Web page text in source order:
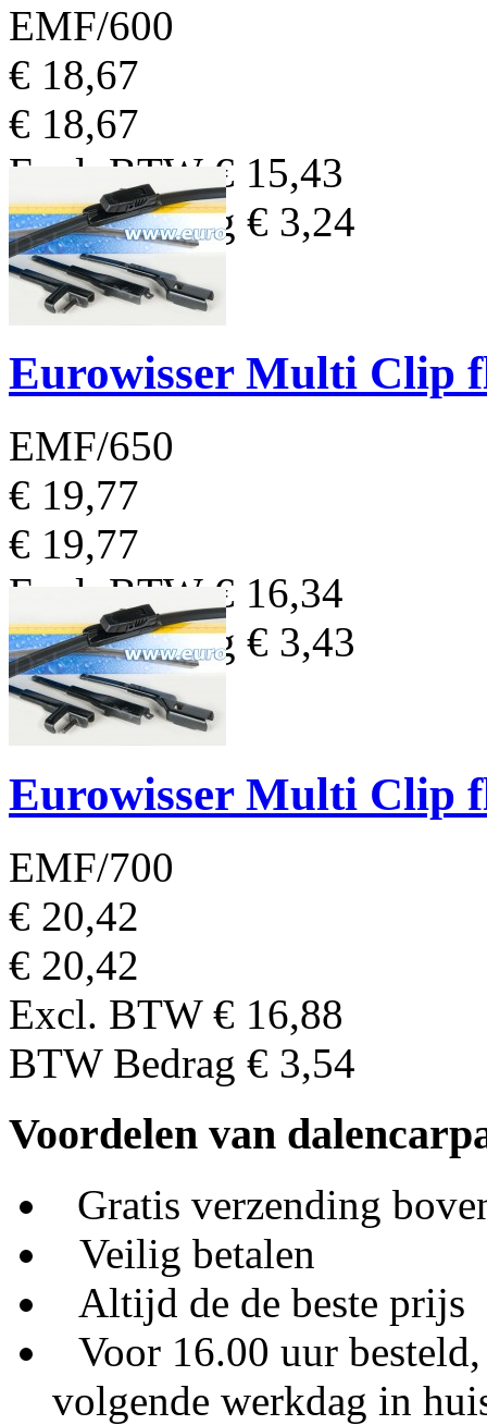
EMF/600
€ 18,67
€ 18,67
Excl. BTW € 15,43
BTW Bedrag € 3,24
Eurowisser Multi Clip
EMF/650
€ 19,77
€ 19,77
Excl. BTW € 16,34
BTW Bedrag € 3,43
Eurowisser Multi Clip
EMF/700
€ 20,42
€ 20,42
Excl. BTW € 16,88
BTW Bedrag € 3,54
Voordelen van
Gratis verzending
Veilig betalen
Altijd de de beste prijs
Voor 16.00 uur besteld,
volgende werkdag in